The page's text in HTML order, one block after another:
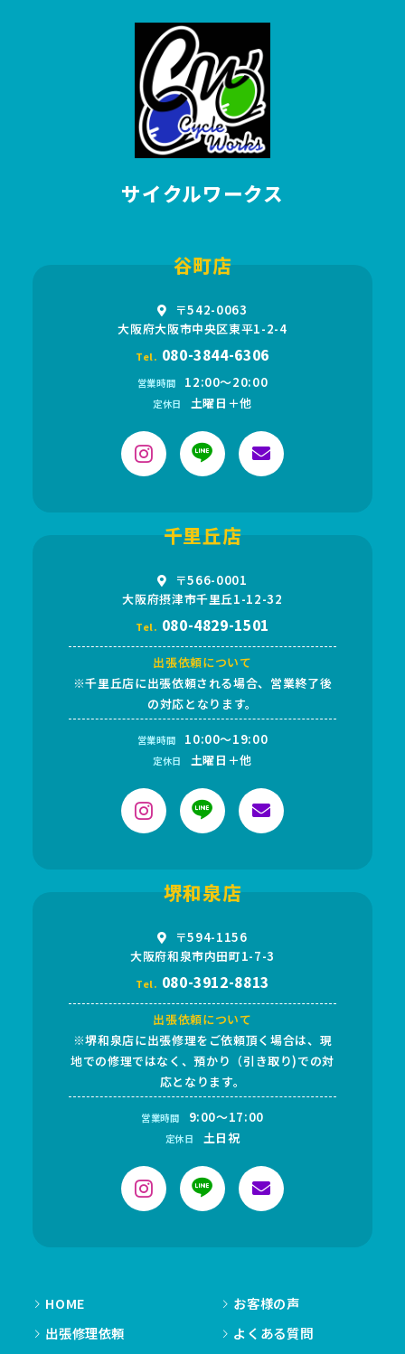
サイクルワークス
谷町店
〒542-0063
大阪府大阪市中央区東平1-2-4
Tel. 080-3844-6306
営業時間 12:00〜20:00
定休日 土曜日＋他
千里丘店
〒566-0001
大阪府摂津市千里丘1-12-32
Tel. 080-4829-1501
出張依頼について
※千里丘店に出張依頼される場合、営業終了後
の対応となります。
営業時間 10:00～19:00
定休日 土曜日＋他
堺和泉店
〒594-1156
大阪府和泉市内田町1-7-3
Tel. 080-3912-8813
出張依頼について
※堺和泉店に出張修理をご依頼頂く場合は、現
地での修理ではなく、預かり（引き取り)での対
応となります。
営業時間 9:00～17:00
定休日 土日祝
HOME
出張修理依頼
お客様の声
よくある質問